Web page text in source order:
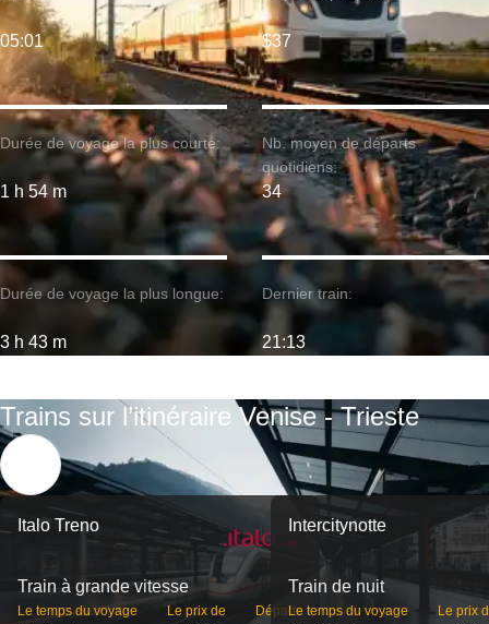
Durée de voyage la plus courte:
1 h 54 m
05:01
Durée de voyage la plus longue:
3 h 43 m
$37
Nb. moyen de départs
quotidiens:
34
Dernier train:
21:13
Trains sur l’itinéraire Venise - Trieste
Italo Treno
Train à grande vitesse
Le temps du voyage Le prix de Départs
Intercitynotte
Train de nuit
Le temps du voyage Le prix